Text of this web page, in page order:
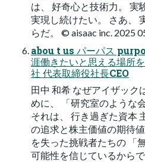
は、 好奇心と技術力。 実
実現し続けたい。 さあ、
らだ。 © aisaac inc. 2025
abou t us パーパス
涯働きたいと思える場所
社 代表取締役社長CEO
田中 和希 なぜアイザック
めに、 「研究室のような
それは、 行き過ぎた資本
の追求と株主価値の期待
を失った挑戦者たちの 「
可能性を信じているから